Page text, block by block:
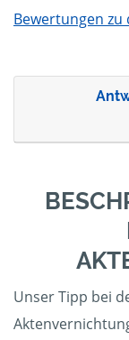
Bewertungen
Unser Tipp bei